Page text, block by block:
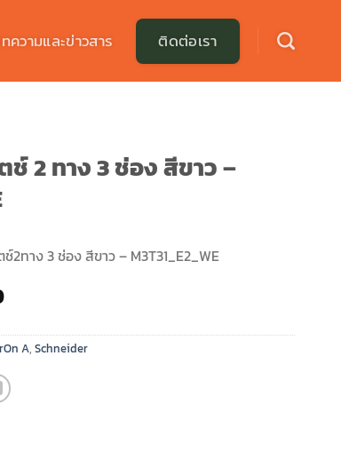
ความและข่าวสาร ติดต่อเรา
2 ทาง 3 ช่อง สีขาว –
2ทาง 3 ช่อง สีขาว – M3T31_E2_WE
Current
is:
฿62.00.
A, Schneider